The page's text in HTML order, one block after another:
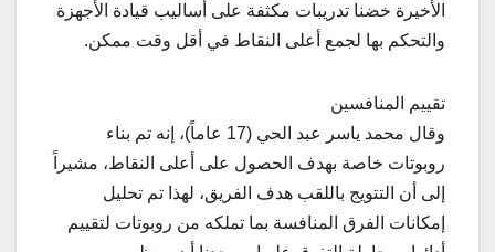
الأخيرة خضنا تدريبات مكثفة على أساليب قيادة الأجهزة
والتحكم بها لجمع أعلى النقاط في أقل وقت ممكن.
تقييم المنافسين
وقال محمد ياسر عبد الحي (17 عاماً)، إنه تم بناء
روبوتات خاصة بهدف الحصول على أعلى النقاط، مشيراً
إلى أن التتويج باللقب هدف الفريق، لهذا تم تحليل
إمكانات الفرق المنافسة بما تملكه من روبوتات لتقييم